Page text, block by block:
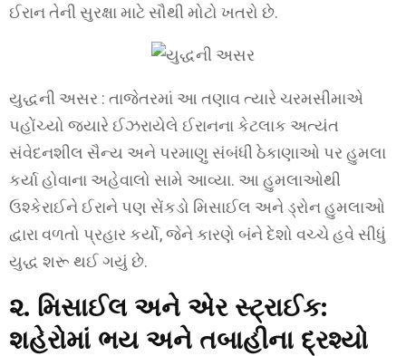
ઈરાન તેની સુરક્ષા માટે સૌથી મોટો ખતરો છે.
યુદ્ધની અસર : તાજેતરમાં આ તણાવ ત્યારે ચરમસીમાએ
પહોંચ્યો જ્યારે ઈઝરાયેલે ઈરાનના કેટલાક અત્યંત
સંવેદનશીલ સૈન્ય અને પરમાણુ સંબંધી ઠેકાણાઓ પર હુમલા
કર્યા હોવાના અહેવાલો સામે આવ્યા. આ હુમલાઓથી
ઉશ્કેરાઈને ઈરાને પણ સેંકડો મિસાઈલ અને ડ્રોન હુમલાઓ
દ્વારા વળતો પ્રહાર કર્યો, જેને કારણે બંને દેશો વચ્ચે હવે સીધું
યુદ્ધ શરૂ થઈ ગયું છે.
૨. મિસાઈલ અને એર સ્ટ્રાઈક:
શહેરોમાં ભય અને તબાહીના દ્રશ્યો